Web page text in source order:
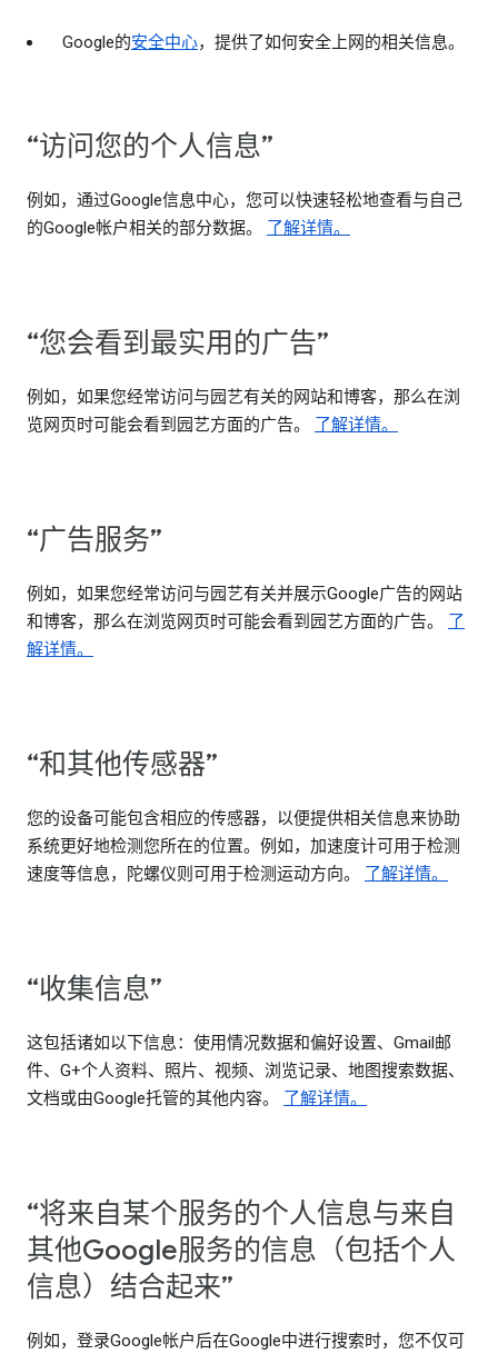
Google的安全中心，提供了如何安全上网的相关信息。
“访问您的个人信息”
例如，通过Google信息中心，您可以快速轻松地查看与自己
的Google帐户相关的部分数据。 了解详情。
“您会看到最实用的广告”
例如，如果您经常访问与园艺有关的网站和博客，那么在浏
览网页时可能会看到园艺方面的广告。 了解详情。
“广告服务”
例如，如果您经常访问与园艺有关并展示Google广告的网站
和博客，那么在浏览网页时可能会看到园艺方面的广告。 了
解详情。
“和其他传感器”
您的设备可能包含相应的传感器，以便提供相关信息来协助
系统更好地检测您所在的位置。例如，加速度计可用于检测
速度等信息，陀螺仪则可用于检测运动方向。 了解详情。
“收集信息”
这包括诸如以下信息：使用情况数据和偏好设置、Gmail邮
件、G+个人资料、照片、视频、浏览记录、地图搜索数据、
文档或由Google托管的其他内容。 了解详情。
“将来自某个服务的个人信息与来自
其他Google服务的信息（包括个人
信息）结合起来”
例如，登录Google帐户后在Google中进行搜索时，您不仅可